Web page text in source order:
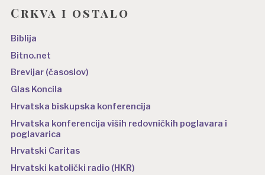
Crkva i ostalo
Biblija
Bitno.net
Brevijar (časoslov)
Glas Koncila
Hrvatska biskupska konferencija
Hrvatska konferencija viših redovničkih poglavara i
poglavarica
Hrvatski Caritas
Hrvatski katolički radio (HKR)